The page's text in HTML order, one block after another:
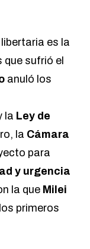
es la
que sufrió el
anuló los
la Ley de
la Cámara
para
y urgencia
la que Milei
primeros